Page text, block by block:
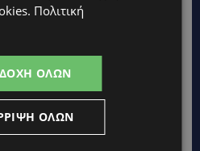
. Πολιτική
ΌΛΩΝ
ΌΛΩΝ